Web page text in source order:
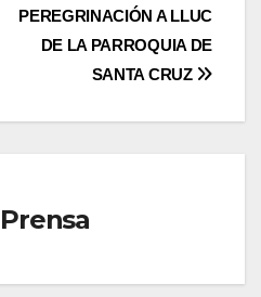
PEREGRINACIÓN A LLUC
DE LA PARROQUIA DE
SANTA CRUZ
Prensa